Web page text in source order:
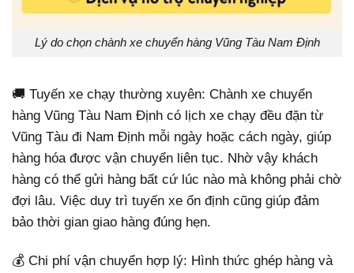
Lý do chọn chành xe chuyển hàng Vũng Tàu Nam Định
🚚 Tuyến xe chạy thường xuyên: Chành xe chuyển
hàng Vũng Tàu Nam Định có lịch xe chạy đều đặn từ
Vũng Tàu đi Nam Định mỗi ngày hoặc cách ngày, giúp
hàng hóa được vận chuyển liên tục. Nhờ vậy khách
hàng có thể gửi hàng bất cứ lúc nào mà không phải chờ
đợi lâu. Việc duy trì tuyến xe ổn định cũng giúp đảm
bảo thời gian giao hàng đúng hẹn.
💰 Chi phí vận chuyển hợp lý: Hình thức ghép hàng và